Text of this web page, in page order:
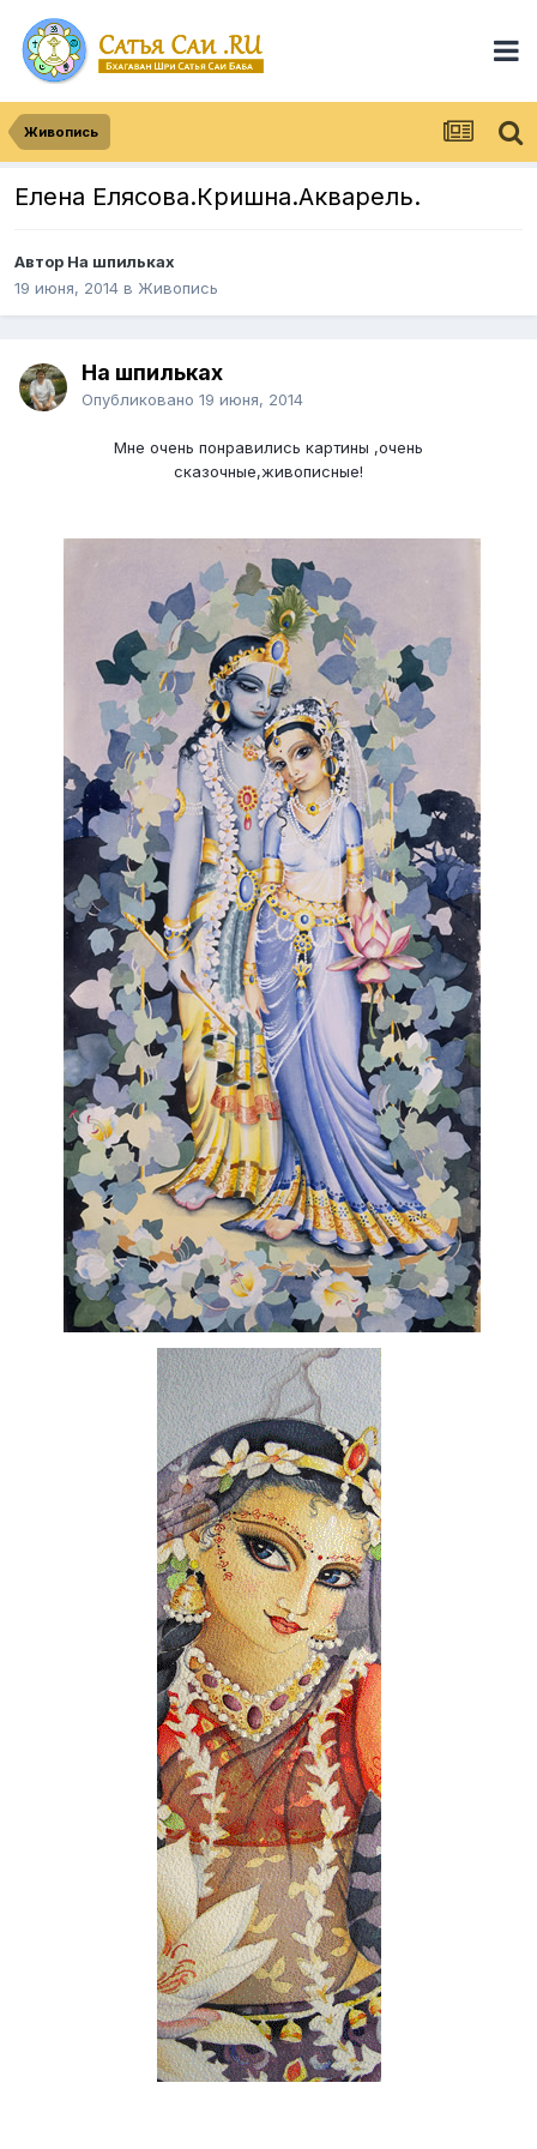
Живопись
Елена Елясова.Кришна.Акварель.
Автор На шпильках
19 июня, 2014 в Живопись
На шпильках
Опубликовано 19 июня, 2014
Мне очень понравились картины ,очень
сказочные,живописные!